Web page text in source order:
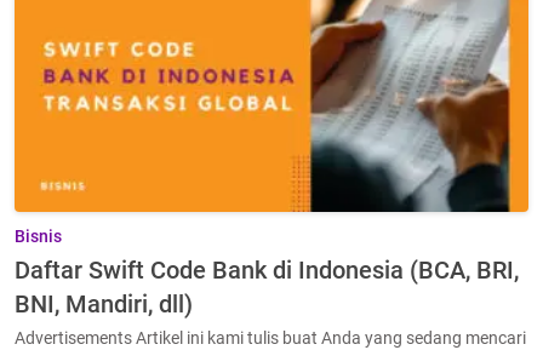
Bisnis
Daftar Swift Code Bank di Indonesia (BCA, BRI,
BNI, Mandiri, dll)
Advertisements Artikel ini kami tulis buat Anda yang sedang mencari